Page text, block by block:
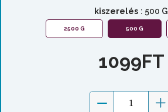
kiszerelés : 500 G
2500 G 500 G
1099FT